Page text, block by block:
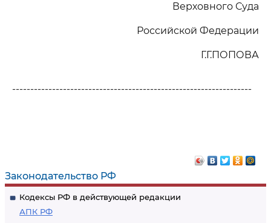
Законодательство РФ
Кодексы РФ в действующей редакции
АПК РФ
Верховного Суда
Российской Федерации
Г.Г.ПОПОВА
------------------------------------------------------------------